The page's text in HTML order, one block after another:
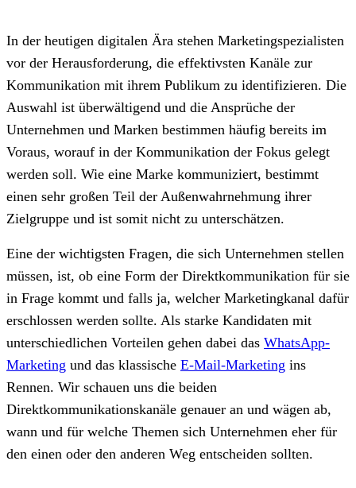
In der heutigen digitalen Ära stehen Marketingspezialisten
vor der Herausforderung, die effektivsten Kanäle zur
Kommunikation mit ihrem Publikum zu identifizieren. Die
Auswahl ist überwältigend und die Ansprüche der
Unternehmen und Marken bestimmen häufig bereits im
Voraus, worauf in der Kommunikation der Fokus gelegt
werden soll. Wie eine Marke kommuniziert, bestimmt
einen sehr großen Teil der Außenwahrnehmung ihrer
Zielgruppe und ist somit nicht zu unterschätzen.
Eine der wichtigsten Fragen, die sich Unternehmen stellen
müssen, ist, ob eine Form der Direktkommunikation für sie
in Frage kommt und falls ja, welcher Marketingkanal dafür
erschlossen werden sollte. Als starke Kandidaten mit
unterschiedlichen Vorteilen gehen dabei das WhatsApp-
Marketing und das klassische E-Mail-Marketing ins
Rennen. Wir schauen uns die beiden
Direktkommunikationskanäle genauer an und wägen ab,
wann und für welche Themen sich Unternehmen eher für
den einen oder den anderen Weg entscheiden sollten.